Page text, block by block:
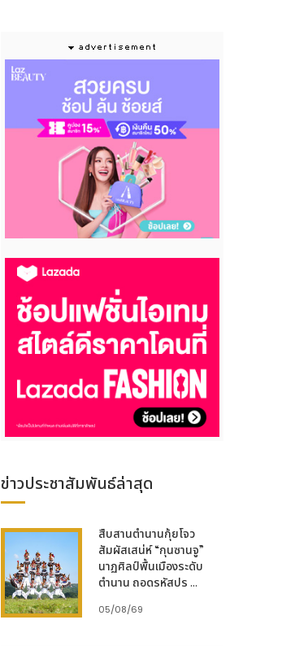
ข่าวประชาสัมพันธ์ล่าสุด
สืบสานตำนานกุ้ยโจว
สัมผัสเสน่ห์ “กุนซานจู”
นาฏศิลป์พื้นเมืองระดับ
ตำนาน ถอดรหัสปร ...
05/08/69